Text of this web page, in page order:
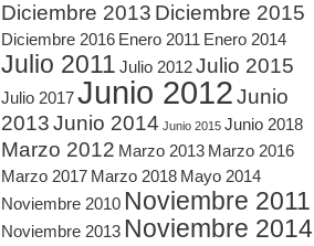
Diciembre 2013 Diciembre 2015
Diciembre 2016 Enero 2011 Enero 2014
Julio 2011 Julio 2012Julio 2015
Julio 2017Junio 2012Junio
2013Junio 2014 Junio 2015 Junio 2018
Marzo 2012 Marzo 2013 Marzo 2016
Marzo 2017 Marzo 2018 Mayo 2014
Noviembre 2010 Noviembre 2011
Noviembre 2013 Noviembre 2014